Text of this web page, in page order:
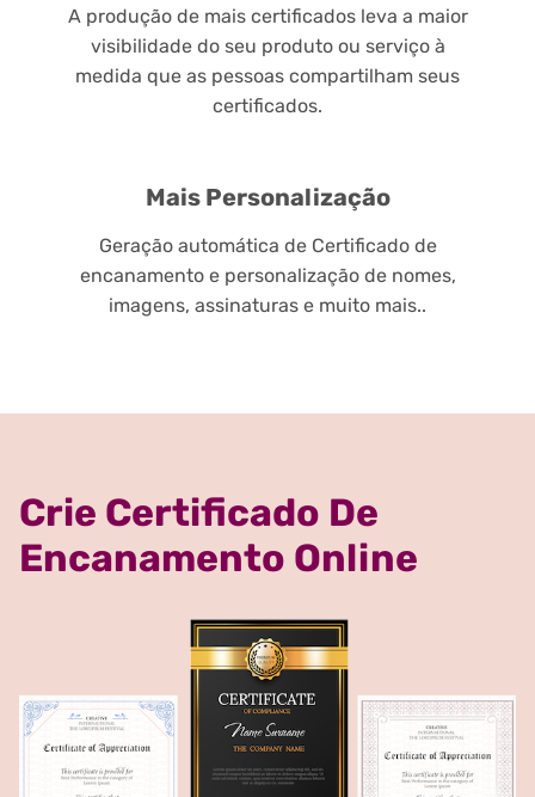
A produção de mais certificados leva a maior
visibilidade do seu produto ou serviço à
medida que as pessoas compartilham seus
certificados.
Mais Personalização
Geração automática de Certificado de
encanamento e personalização de nomes,
imagens, assinaturas e muito mais..
Crie Certificado De
Encanamento Online